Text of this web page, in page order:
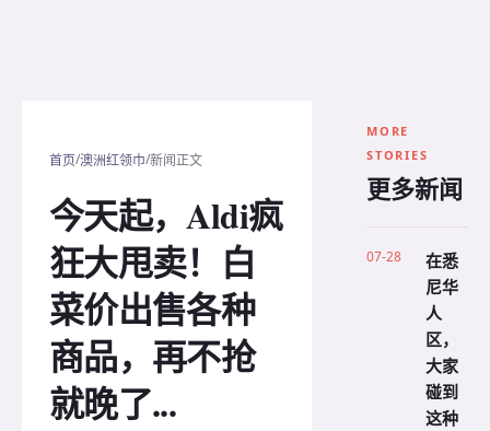
首页/澳洲红领巾/新闻正文
今天起，Aldi疯
狂大甩卖！白
菜价出售各种
商品，再不抢
就晚了...
MORE
STORIES
更多新闻
07-28
在悉
尼华
人
区，
大家
碰到
这种